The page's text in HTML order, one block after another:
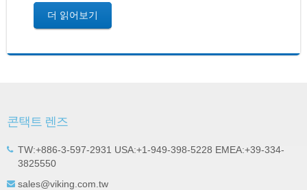
더 읽어보기
콘택트 렌즈
TW:+886-3-597-2931 USA:+1-949-398-5228 EMEA:+39-334-
3825550
sales@viking.com.tw